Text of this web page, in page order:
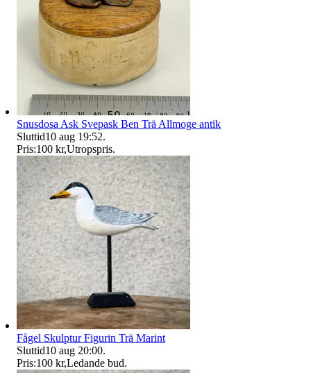
Snusdosa Ask Svepask Ben Trä Allmoge antik
Sluttid10 aug 19:52.
Pris:100 kr,Utropspris.
Fågel Skulptur Figurin Trä Marint
Sluttid10 aug 20:00.
Pris:100 kr,Ledande bud.